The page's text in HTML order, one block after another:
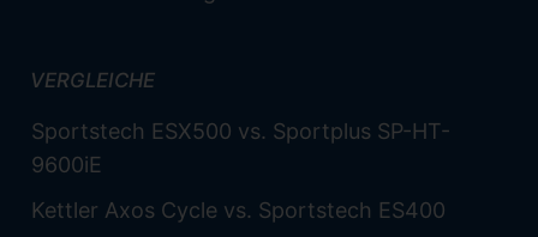
VERGLEICHE
Sportstech ESX500 vs. Sportplus SP-HT-
9600iE
Kettler Axos Cycle vs. Sportstech ES400